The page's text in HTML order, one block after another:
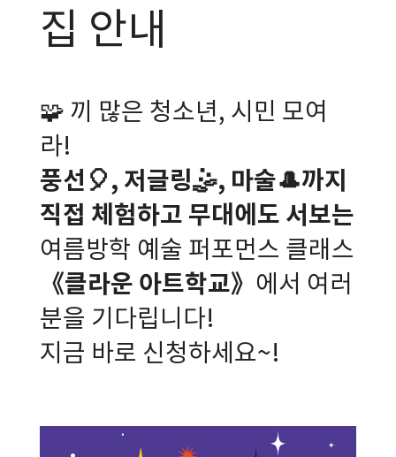
집 안내
🧩 끼 많은 청소년, 시민 모여
라!
풍선🎈, 저글링🤹, 마술🎩까지
직접 체험하고 무대에도 서보는
여름방학 예술 퍼포먼스 클래스
《클라운 아트학교》 에서 여러
분을 기다립니다!
지금 바로 신청하세요~!